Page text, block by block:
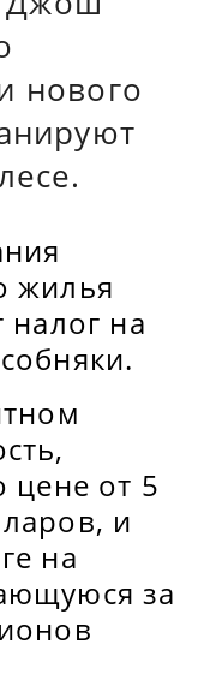
нового
жилья
налог на
цене от 5
и
на
за